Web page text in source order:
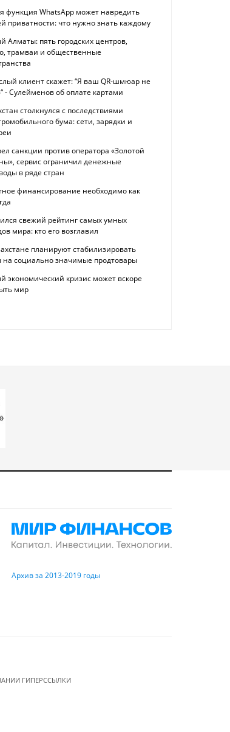
функция WhatsApp может навредить
приватности: что нужно знать каждому
Алматы: пять городских центров,
трамваи и общественные
клиент скажет: “Я ваш QR-шмюар не
- Сулейменов об оплате картами
столкнулся с последствиями
бума: сети, зарядки и
санкции против оператора «Золотой
сервис ограничил денежные
в ряде стран
финансирование необходимо как
свежий рейтинг самых умных
мира: кто его возглавил
планируют стабилизировать
на социально значимые продтовары
экономический кризис может вскоре
мир
Архив за 2013-2019 годы
ГИПЕРССЫЛКИ